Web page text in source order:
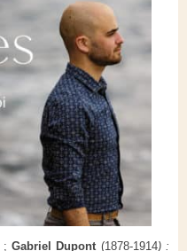
;Gabriel Dupont (1878-1914) :